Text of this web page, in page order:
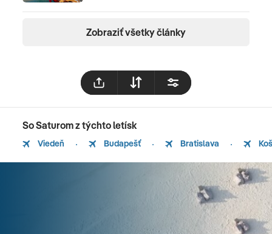
Zobraziť všetky články
So Saturom z týchto letísk
Viedeň Budapešť Bratislava